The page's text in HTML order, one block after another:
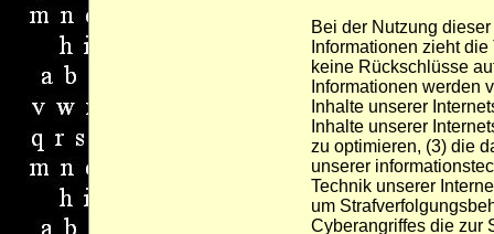
Bei der Nutzung
Informationen zieht
keine Rückschlüsse
Informationen werden
Inhalte unserer
Inhalte unserer
zu optimieren, (3) die
unserer
Technik unserer
um
Cyberangriffes die zur